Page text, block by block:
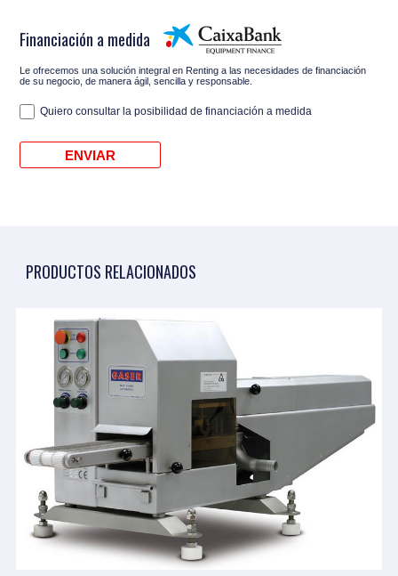
Financiación a medida
Le ofrecemos una solución integral en Renting a las necesidades de financiación
de su negocio, de manera ágil, sencilla y responsable.
Quiero consultar la posibilidad de financiación a medida
PRODUCTOS RELACIONADOS